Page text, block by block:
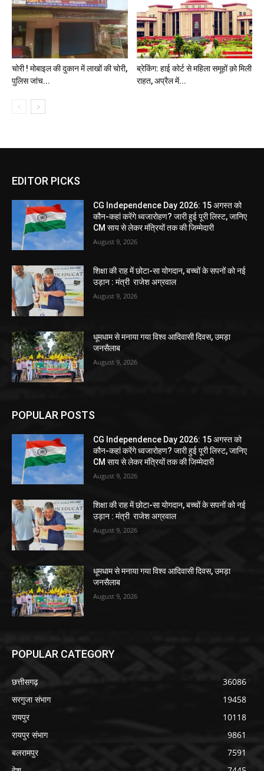
चोरी ! मोबाइल की दुकान में लाखों की चोरी,
पुलिस जांच...
ब्रेकिंग: हाई कोर्ट से महिला समूहों क़ो मिली
राहत, अप्रैल में...
EDITOR PICKS
CG Independence Day 2026: 15 अगस्त को
कौन-कहां करेंगे ध्वजारोहण? जारी हुई पूरी लिस्ट, जानिए
CM साय से लेकर मंत्रियों तक की जिम्मेदारी
August 9, 2026
शिक्षा की राह में छोटा-सा योगदान, बच्चों के सपनों को नई
उड़ान : मंत्री राजेश अग्रवाल
August 9, 2026
धूमधाम से मनाया गया विश्व आदिवासी दिवस, उमड़ा
जनसैलाब
August 9, 2026
POPULAR POSTS
CG Independence Day 2026: 15 अगस्त को
कौन-कहां करेंगे ध्वजारोहण? जारी हुई पूरी लिस्ट, जानिए
CM साय से लेकर मंत्रियों तक की जिम्मेदारी
August 9, 2026
शिक्षा की राह में छोटा-सा योगदान, बच्चों के सपनों को नई
उड़ान : मंत्री राजेश अग्रवाल
August 9, 2026
धूमधाम से मनाया गया विश्व आदिवासी दिवस, उमड़ा
जनसैलाब
August 9, 2026
POPULAR CATEGORY
छत्तीसगढ़
36086
सरगुजा संभाग
19458
रायपुर
10118
रायपुर संभाग
9861
बलरामपुर
7591